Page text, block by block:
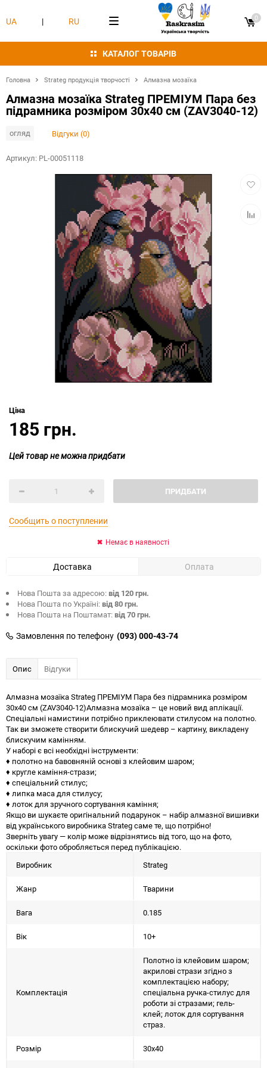
КАТАЛОГ ТОВАРІВ
UA | RU 0
Головна Strateg продукція творчості Алмазна мозаїка
Алмазна мозаїка Strateg ПРЕМІУМ Пара без
підрамника розміром 30х40 см (ZAV3040-12)
огляд Відгуки (0)
Артикул: PL-00051118
Ціна
185 грн.
Цей товар не можна придбати
ПРИДБАТИ
Сообщить о поступлении
Немає в наявності
Доставка Оплата
Нова Пошта за адресою:від 120 грн.
Нова Пошта по Україні:від 80 грн.
Нова Пошта на Поштамат:від 70 грн.
Замовлення по телефону (093) 000-43-74
Опис Відгуки
Алмазна мозаїка Strateg ПРЕМІУМ Пара без підрамника розміром
30х40 см (ZAV3040-12)Алмазна мозаїка – це новий вид аплікації.
Спеціальні намистини потрібно приклеювати стилусом на полотно.
Так ви зможете створити блискучий шедевр – картину, викладену
блискучим камінням.
У наборі є всі необхідні інструменти:
♦ полотно на бавовняній основі з клейовим шаром;
♦ кругле каміння-стрази;
♦ спеціальний стилус;
♦ липка маса для стилусу;
♦ лоток для зручного сортування каміння;
Якщо ви шукаєте оригінальний подарунок – набір алмазної вишивки
від українського виробника Strateg саме те, що потрібно!
Зверніть увагу — колір може відрізнятись від того, що на фото,
оскільки фото обробляється перед публікацією.
Виробник
Strateg
Жанр Тварини
Вага 0.185
Вік 10+
Комплектація
Полотно із клейовим шаром;
акрилові стрази згідно з
комплектацією набору;
спеціальна ручка-стилус для
роботи зі стразами; гель-
клей; лоток для сортування
страз.
Розмір 30х40